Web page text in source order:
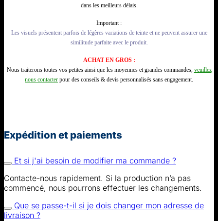
dans les meilleurs délais.
Important :
Les visuels présentent parfois de légères variations de teinte et ne peuvent assurer une
similitude parfaite avec le produit.
ACHAT EN GROS :
Nous traiterons toutes vos petites ainsi que les moyennes et grandes commandes, veuillez
nous contacter pour des conseils & devis personnalisés sans engagement.
Expédition et paiements
Et si j'ai besoin de modifier ma commande ?
Contacte-nous rapidement. Si la production n’a pas
commencé, nous pourrons effectuer les changements.
Que se passe-t-il si je dois changer mon adresse de
livraison ?